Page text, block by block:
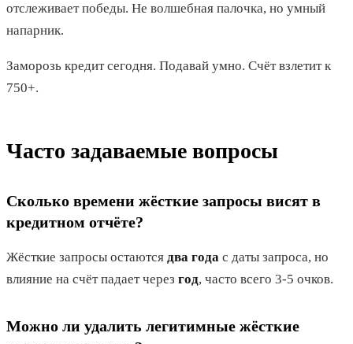
отслеживает победы. Не волшебная палочка, но умный
напарник.
Заморозь кредит сегодня. Подавай умно. Счёт взлетит к
750+.
Часто задаваемые вопросы
Сколько времени жёсткие запросы висят в
кредитном отчёте?
Жёсткие запросы остаются два года с даты запроса, но
влияние на счёт падает через год, часто всего 3-5 очков.
Можно ли удалить легитимные жёсткие